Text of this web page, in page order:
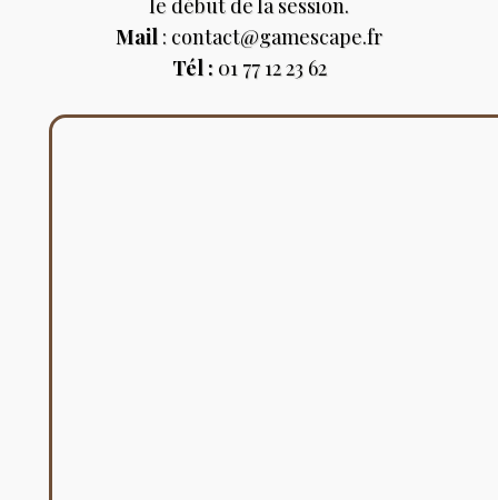
le début de la session.
Mail : contact@gamescape.fr
Tél : 01 77 12 23 62